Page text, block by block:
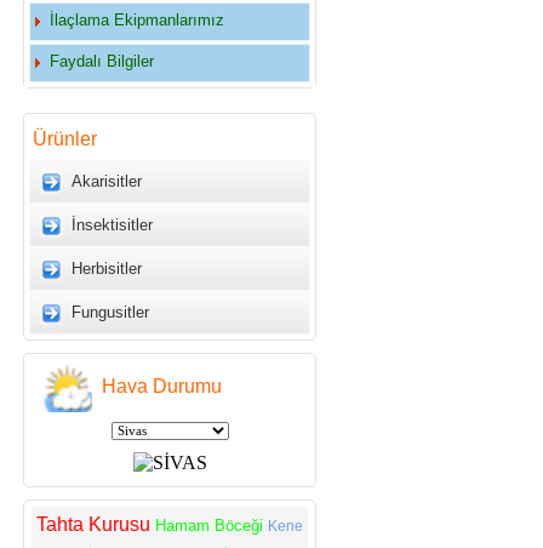
İlaçlama Ekipmanlarımız
Faydalı Bilgiler
Ürünler
Akarisitler
İnsektisitler
Herbisitler
Fungusitler
Hava Durumu
Tahta Kurusu Hamam Böceği Kene